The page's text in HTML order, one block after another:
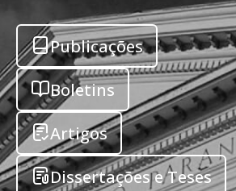
Publicações
Boletins
Artigos
Dissertações e Teses